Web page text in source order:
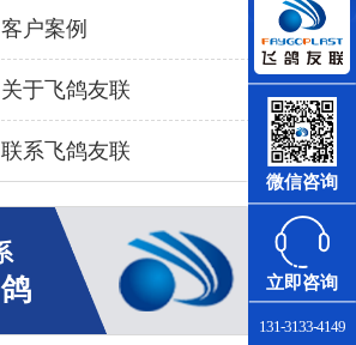
客户案例
关于飞鸽友联
联系飞鸽友联
微信咨询
立即咨询
131-3133-4149